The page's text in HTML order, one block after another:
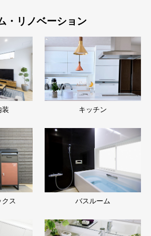
・リノベーション
装 キッチン
ス バスルーム